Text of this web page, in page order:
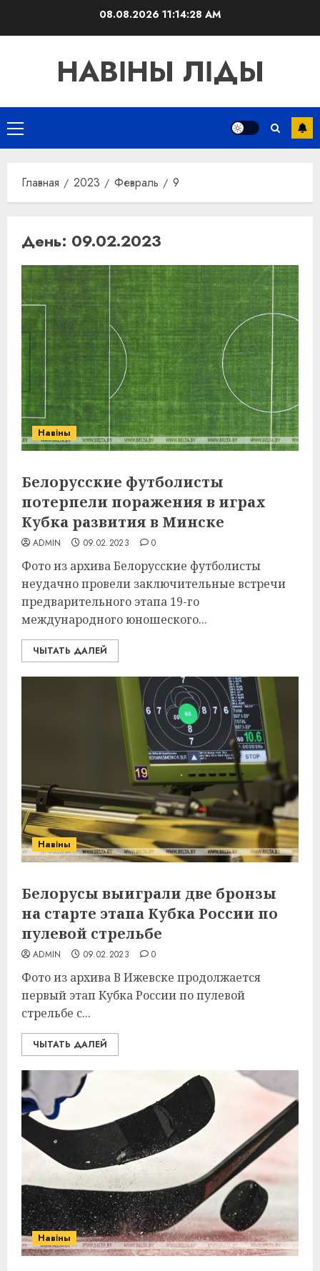
08.08.2026 11:14:29 AM
НАВІНЫ ЛІДЫ
Основное
меню
Главная 2023 Февраль 9
День: 09.02.2023
Навіны
Белорусские футболисты
потерпели поражения в играх
Кубка развития в Минске
ADMIN 09.02.2023 0
Фото из архива Белорусские футболисты
неудачно провели заключительные встречи
предварительного этапа 19-го
международного юношеского...
ЧЫТАТЬ ДАЛЕЙ
Навіны
Белорусы выиграли две бронзы
на старте этапа Кубка России по
пулевой стрельбе
ADMIN 09.02.2023 0
Фото из архива В Ижевске продолжается
первый этап Кубка России по пулевой
стрельбе с...
ЧЫТАТЬ ДАЛЕЙ
Навіны